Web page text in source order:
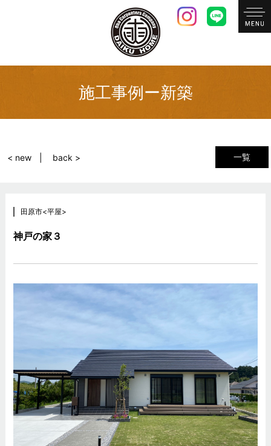
施工事例ー新築
一覧
< new back >
田原市<平屋>
神戸の家３